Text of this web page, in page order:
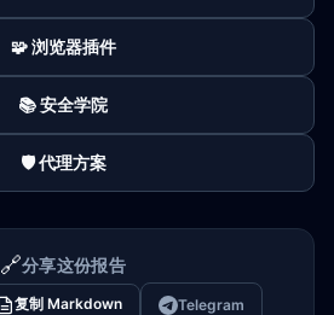
🧩 浏览器插件
📚 安全学院
🛡️ 代理方案
🔗分享这份报告
复制 Markdown Telegram